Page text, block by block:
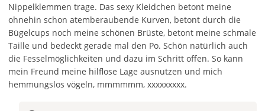
Nippelklemmen trage. Das sexy Kleidchen betont meine
ohnehin schon atemberaubende Kurven, betont durch die
Bügelcups noch meine schönen Brüste, betont meine schmale
Taille und bedeckt gerade mal den Po. Schön natürlich auch
die Fesselmöglichkeiten und dazu im Schritt offen. So kann
mein Freund meine hilflose Lage ausnutzen und mich
hemmungslos vögeln, mmmmmm, xxxxxxxxx.